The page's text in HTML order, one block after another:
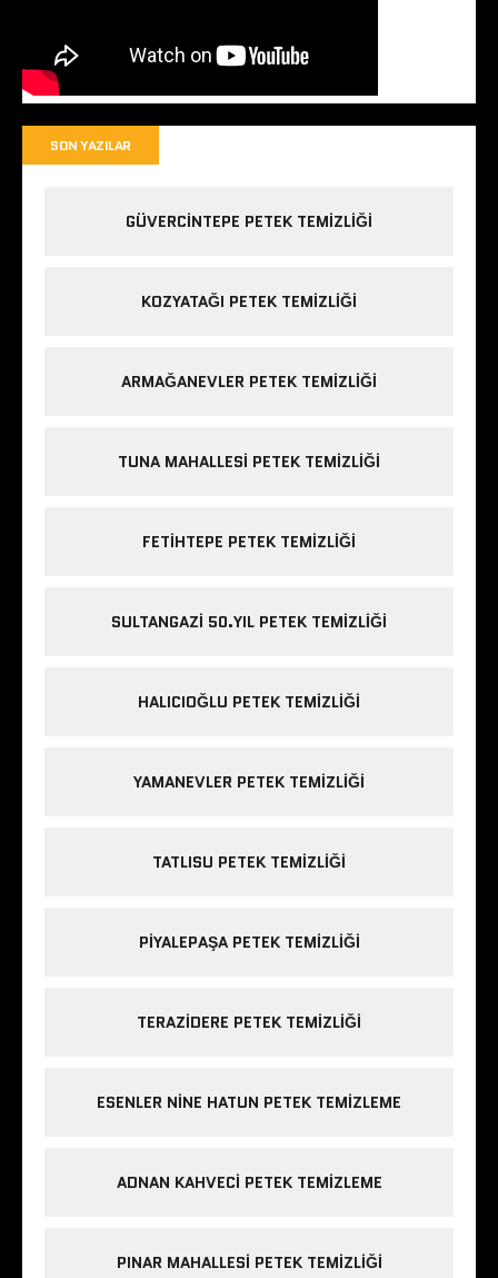
SON YAZILAR
GÜVERCINTEPE PETEK TEMIZLIĞI
KOZYATAĞI PETEK TEMIZLIĞI
ARMAĞANEVLER PETEK TEMIZLIĞI
TUNA MAHALLESI PETEK TEMIZLIĞI
FETIHTEPE PETEK TEMIZLIĞI
SULTANGAZI 50.YIL PETEK TEMIZLIĞI
HALICIOĞLU PETEK TEMIZLIĞI
YAMANEVLER PETEK TEMIZLIĞI
TATLISU PETEK TEMIZLIĞI
PIYALEPAŞA PETEK TEMIZLIĞI
TERAZIDERE PETEK TEMIZLIĞI
ESENLER NINE HATUN PETEK TEMIZLEME
ADNAN KAHVECI PETEK TEMIZLEME
PINAR MAHALLESI PETEK TEMIZLIĞI